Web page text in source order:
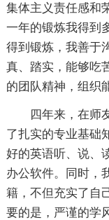
集体主义责任感和
一年的锻炼我得到
得到锻炼，我善于
真、踏实，能够吃
的团队精神，组织
四年来，在师
了扎实的专业基础
好的英语听、说、
办公软件。同时，
籍，不但充实了自
要的是，严谨的学